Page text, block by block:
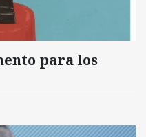
para los